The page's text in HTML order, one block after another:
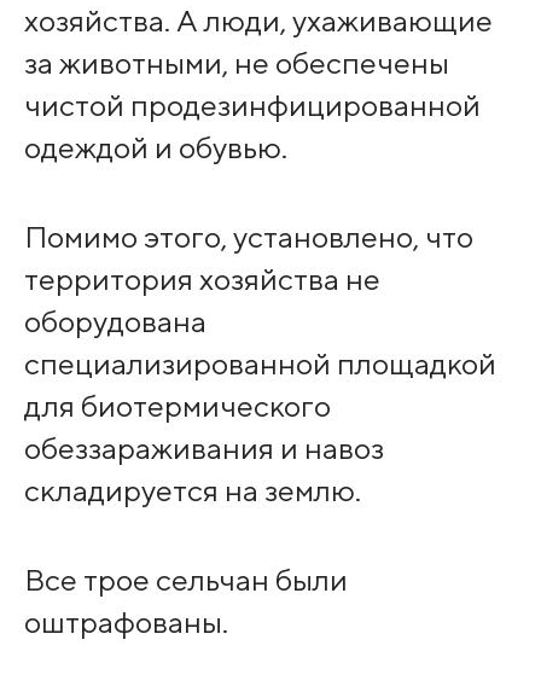
хозяйства. А люди, ухаживающие
за животными, не обеспечены
чистой продезинфицированной
одеждой и обувью.
Помимо этого, установлено, что
территория хозяйства не
оборудована
специализированной площадкой
для биотермического
обеззараживания и навоз
складируется на землю.
Все трое сельчан были
оштрафованы.